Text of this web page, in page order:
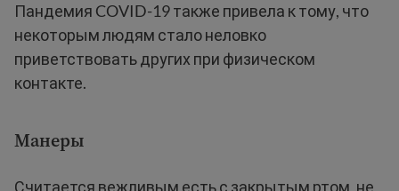
Пандемия COVID-19 также привела к тому, что
некоторым людям стало неловко
приветствовать других при физическом
контакте.
Манеры
Считается вежливым есть с закрытым ртом, не